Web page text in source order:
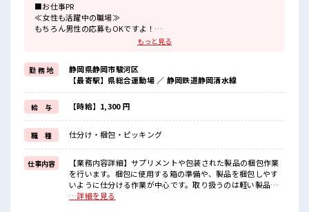
■お仕事PR
≪女性も活躍中の職場≫
もちろん男性の応募もOKですよ！
場合によってはお願いすることもあります♪
≪完全週休二日制≫
週末は家族や友人と一緒にプライベート満喫！
≪ヘアカラーOKで自由な雰囲気の職場≫
明るすぎたり奇抜でなければ基本的に自由！
(規定有)≪動きやすい制服アリ≫
制服があるので、
毎日の服装の悩み解消♪
≪収入アップを目指せる≫
高時給だらけの派遣のお仕事です！
■職場の雰囲気
女性も活躍しやすい雰囲気の職場です！
もっと見る
勤 務 地
静岡県静岡市駿河区
【最寄駅】県総合運動場 ／ 静岡鉄道静岡清水線
給 与 【時給】1,300 円
職 種 仕分け・梱包・ピッキング
仕事内容
【業務内容詳細】サプリメントや包装された製品の梱包作業
を行います。梱包に使用する箱の準備や、製品を梱包しやす
いように仕分ける作業が中心です。取り扱うのは軽い製品が
ほとんどで、体への負担は少なめ。梱包後は、箱の状態や製
…詳細を見る